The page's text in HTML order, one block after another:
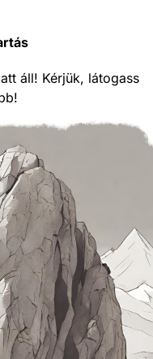
áll! Kérjük, látogass